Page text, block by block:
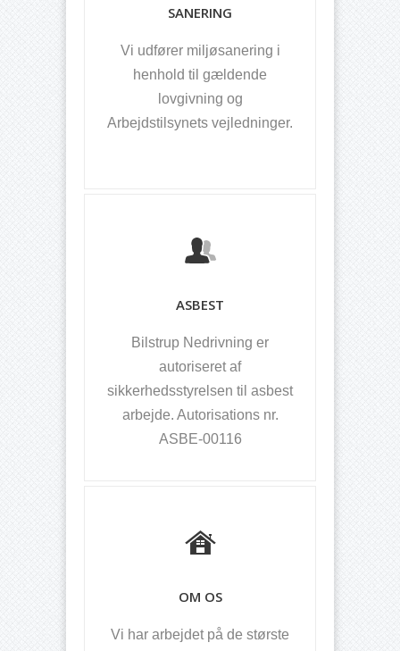
SANERING
Vi udfører miljøsanering i
henhold til gældende
lovgivning og
Arbejdstilsynets vejledninger.
ASBEST
Bilstrup Nedrivning er
autoriseret af
sikkerhedsstyrelsen til asbest
arbejde. Autorisations nr.
ASBE-00116
OM OS
Vi har arbejdet på de største